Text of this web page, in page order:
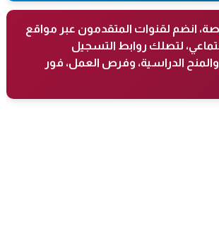
انضم لقنوات المتقدمون عبر مواقع
لتصلك روابط التسجيل
الدراسية، وفرص العمل، فور